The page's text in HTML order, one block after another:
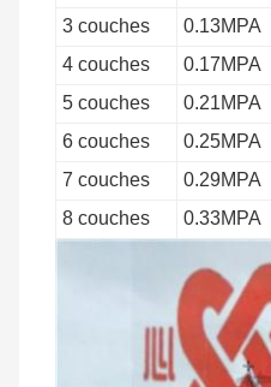
3 couches
0.13MPA
4 couches
0.17MPA
5 couches
0.21MPA
6 couches
0.25MPA
7 couches
0.29MPA
8 couches
0.33MPA